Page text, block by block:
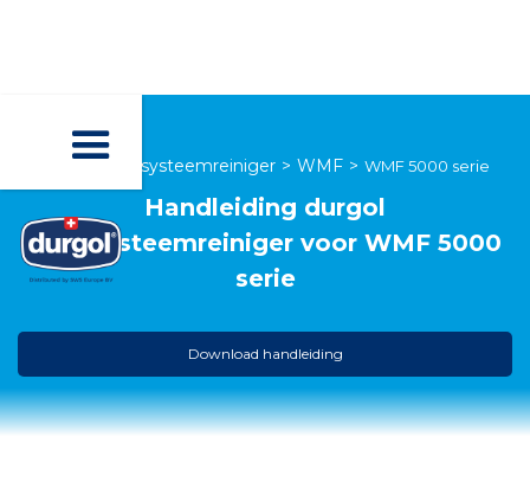
durgol melksysteemreiniger > WMF > WMF 5000 serie
Handleiding durgol
melksysteemreiniger voor WMF 5000
serie
Download handleiding